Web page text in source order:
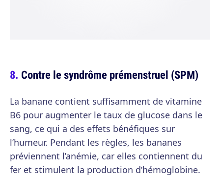
Contre le syndrôme prémenstruel (SPM)
La banane contient suffisamment de vitamine
B6 pour augmenter le taux de glucose dans le
sang, ce qui a des effets bénéfiques sur
l’humeur. Pendant les règles, les bananes
préviennent l’anémie, car elles contiennent du
fer et stimulent la production d’hémoglobine.